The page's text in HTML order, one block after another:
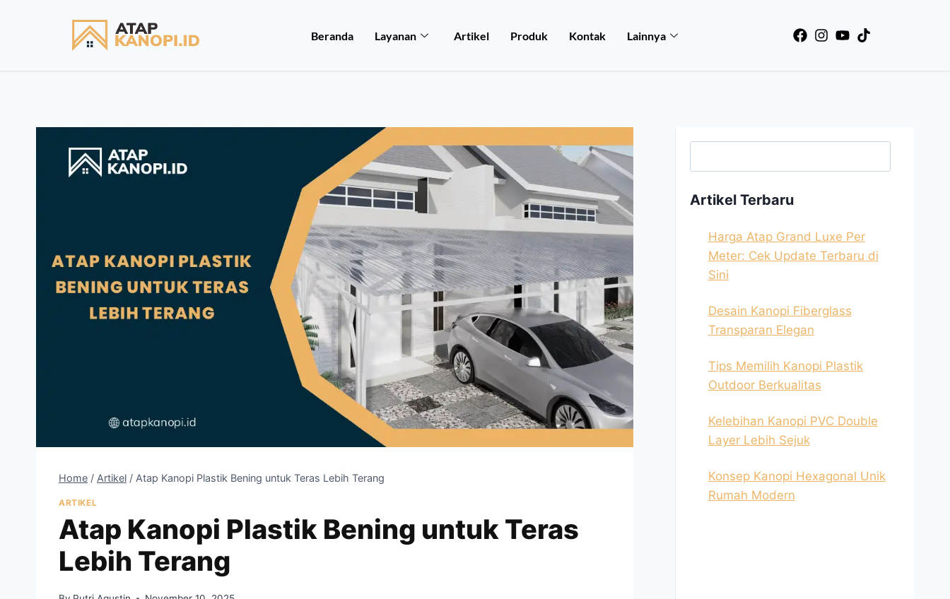
Beranda Layanan Artikel Produk Kontak Lainnya
Home / Artikel / Atap Kanopi Plastik Bening untuk Teras Lebih Terang
ARTIKEL
Atap Kanopi Plastik Bening untuk Teras
Lebih Terang
Artikel Terbaru
Harga Atap Grand Luxe Per
Meter: Cek Update Terbaru di
Sini
Desain Kanopi Fiberglass
Transparan Elegan
Tips Memilih Kanopi Plastik
Outdoor Berkualitas
Kelebihan Kanopi PVC Double
Layer Lebih Sejuk
Konsep Kanopi Hexagonal Unik
Rumah Modern